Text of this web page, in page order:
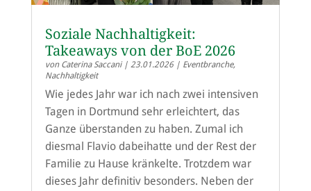
Soziale Nachhaltigkeit:
Takeaways von der BoE 2026
von Caterina Saccani| 23.01.2026| Eventbranche,
Nachhaltigkeit
Wie jedes Jahr war ich nach zwei intensiven
Tagen in Dortmund sehr erleichtert, das
Ganze überstanden zu haben. Zumal ich
diesmal Flavio dabeihatte und der Rest der
Familie zu Hause kränkelte. Trotzdem war
dieses Jahr definitiv besonders. Neben der